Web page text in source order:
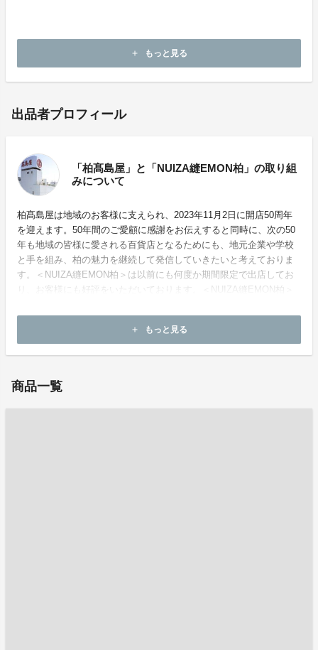
add もっと見る
出品者プロフィール
「柏髙島屋」と「NUIZA縫EMON柏」の取り組
みについて
柏髙島屋は地域のお客様に支えられ、2023年11月2日に開店50周年
を迎えます。50年間のご愛顧に感謝をお伝えすると同時に、次の50
年も地域の皆様に愛される百貨店となるためにも、地元企業や学校
と手を組み、柏の魅力を継続して発信していきたいと考えておりま
す。＜NUIZA縫EMON柏＞は以前にも何度か期間限定で出店してお
り、お客様にも好評をいただいております。＜NUIZA縫EMON柏＞
共同で商品企画に取り組みました。
add もっと見る
商品一覧